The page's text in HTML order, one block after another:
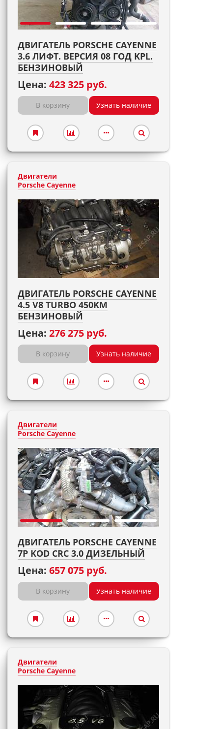
ДВИГАТЕЛЬ PORSCHE CAYENNE
3.6 ЛИФТ. ВЕРСИЯ 08 ГОД KPL.
БЕНЗИНОВЫЙ
Цена: 423 325 руб.
В корзину Узнать наличие
Двигатели
Porsche Cayenne
ДВИГАТЕЛЬ PORSCHE CAYENNE
4.5 V8 TURBO 450KM
БЕНЗИНОВЫЙ
Цена: 276 275 руб.
В корзину Узнать наличие
Двигатели
Porsche Cayenne
ДВИГАТЕЛЬ PORSCHE CAYENNE
7P KOD CRC 3.0 ДИЗЕЛЬНЫЙ
Цена: 657 075 руб.
В корзину Узнать наличие
Двигатели
Porsche Cayenne